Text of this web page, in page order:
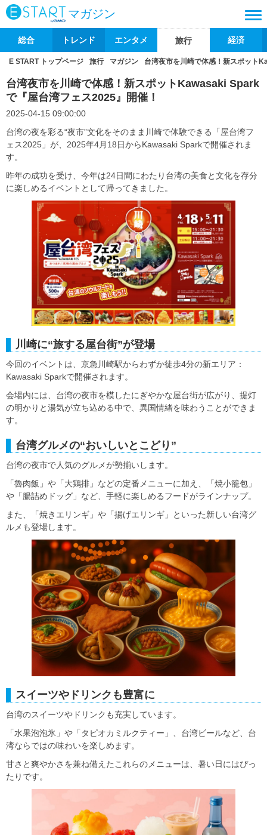
マガジン
総合 トレンド エンタメ 旅行 経済
E START トップページ 旅行 マガジン 台湾夜市を川崎で体感！新スポット
台湾夜市を川崎で体感！新スポットKawasaki Spark
で『屋台湾フェス2025』開催！
2025-04-15 09:00:00
台湾の夜を彩る“夜市”文化をそのまま川崎で体験できる「屋台湾フ
ェス2025」が、2025年4月18日からKawasaki Sparkで開催されま
す。
昨年の成功を受け、今年は24日間にわたり台湾の美食と文化を存分
に楽しめるイベントとして帰ってきました。
川崎に“旅する屋台街”が登場
今回のイベントは、京急川崎駅からわずか徒歩4分の新エリア：
Kawasaki Sparkで開催されます。
会場内には、台湾の夜市を模したにぎやかな屋台街が広がり、提灯
の明かりと湯気が立ち込める中で、異国情緒を味わうことができま
す。
台湾グルメの“おいしいとこどり”
台湾の夜市で人気のグルメが勢揃いします。
「魯肉飯」や「大鶏排」などの定番メニューに加え、「焼小籠包」
や「腸詰めドッグ」など、手軽に楽しめるフードがラインナップ。
また、「焼きエリンギ」や「揚げエリンギ」といった新しい台湾グ
ルメも登場します。
スイーツやドリンクも豊富に
台湾のスイーツやドリンクも充実しています。
「水果泡泡氷」や「タピオカミルクティー」、台湾ビールなど、台
湾ならではの味わいを楽しめます。
甘さと爽やかさを兼ね備えたこれらのメニューは、暑い日にはぴっ
たりです。